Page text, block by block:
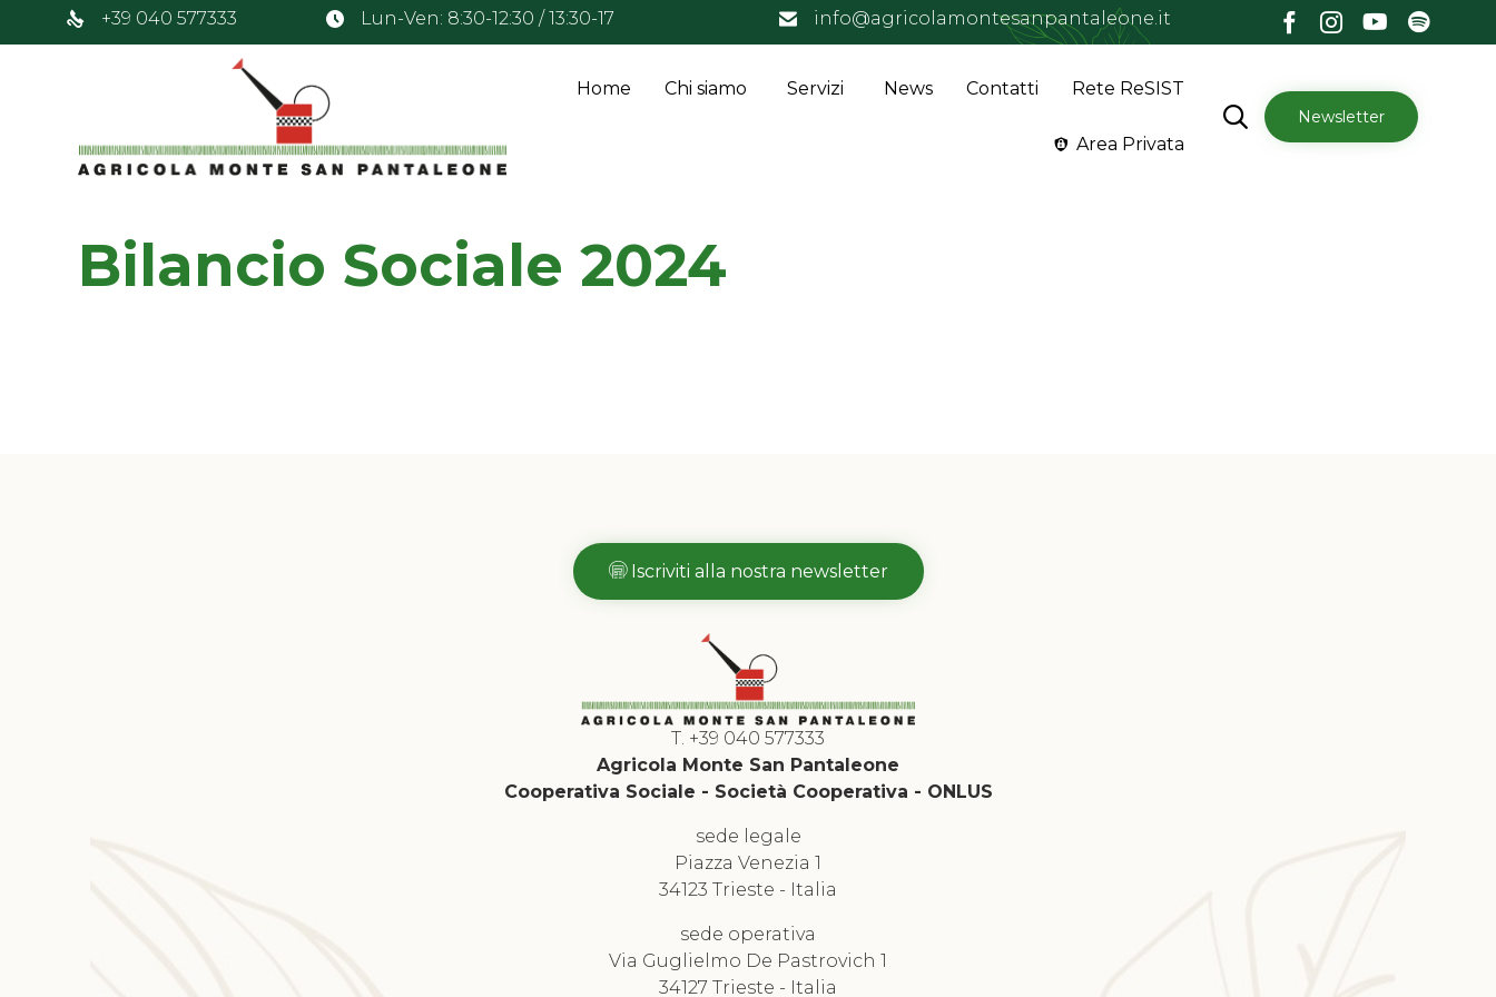
+39 040 577333 Lun-Ven: 8:30-12:30 / 13:30-17 info@agricolamontesanpantaleone.it
content
Home Chi siamo Servizi News Contatti Rete ReSIST
Area Privata
 Newsletter
Bilancio Sociale 2024
Iscriviti alla nostra newsletter
T. +39 040 577333
Agricola Monte San Pantaleone
Cooperativa Sociale - Società Cooperativa - ONLUS
sede legale
Piazza Venezia 1
34123 Trieste - Italia
sede operativa
Via Guglielmo De Pastrovich 1
34127 Trieste - Italia